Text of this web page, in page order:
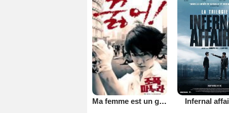
Ma femme est un gangster Infernal